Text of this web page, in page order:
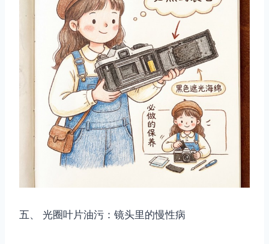
五、 光圈叶片油污：镜头里的慢性病
取消 搜索